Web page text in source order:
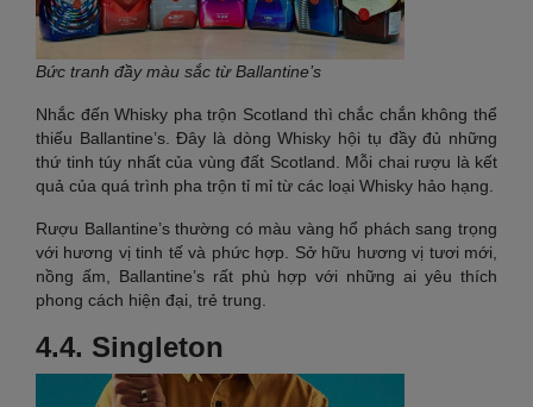
Bức tranh đầy màu sắc từ Ballantine’s
Nhắc đến Whisky pha trộn Scotland thì chắc chắn không thể
thiếu Ballantine’s. Đây là dòng Whisky hội tụ đầy đủ những
thứ tinh túy nhất của vùng đất Scotland. Mỗi chai rượu là kết
quả của quá trình pha trộn tỉ mỉ từ các loại Whisky hảo hạng.
Rượu Ballantine’s thường có màu vàng hổ phách sang trọng
với hương vị tinh tế và phức hợp. Sở hữu hương vị tươi mới,
nồng ấm, Ballantine’s rất phù hợp với những ai yêu thích
phong cách hiện đại, trẻ trung.
4.4. Singleton